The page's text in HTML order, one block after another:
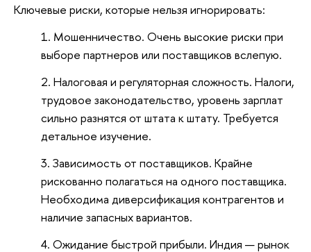
Ключевые риски, которые нельзя игнорировать:
Мошенничество. Очень высокие риски при
выборе партнеров или поставщиков вслепую.
Налоговая и регуляторная сложность. Налоги,
трудовое законодательство, уровень зарплат
сильно разнятся от штата к штату. Требуется
детальное изучение.
Зависимость от поставщиков. Крайне
рискованно полагаться на одного поставщика.
Необходима диверсификация контрагентов и
наличие запасных вариантов.
Ожидание быстрой прибыли. Индия — рынок